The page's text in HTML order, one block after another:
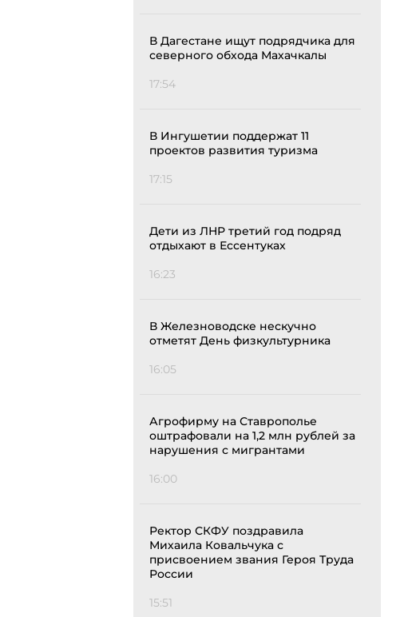
В Дагестане ищут подрядчика для
северного обхода Махачкалы
17:54
В Ингушетии поддержат 11
проектов развития туризма
17:15
Дети из ЛНР третий год подряд
отдыхают в Ессентуках
16:23
В Железноводске нескучно
отметят День физкультурника
16:05
Агрофирму на Ставрополье
оштрафовали на 1,2 млн рублей за
нарушения с мигрантами
16:00
Ректор СКФУ поздравила
Михаила Ковальчука с
присвоением звания Героя Труда
России
15:51